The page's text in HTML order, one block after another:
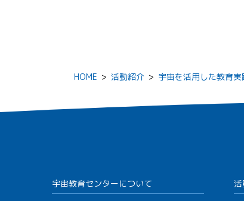
HOME > 活動紹介 > 宇宙を活用した教育実
宇宙教育センターについて